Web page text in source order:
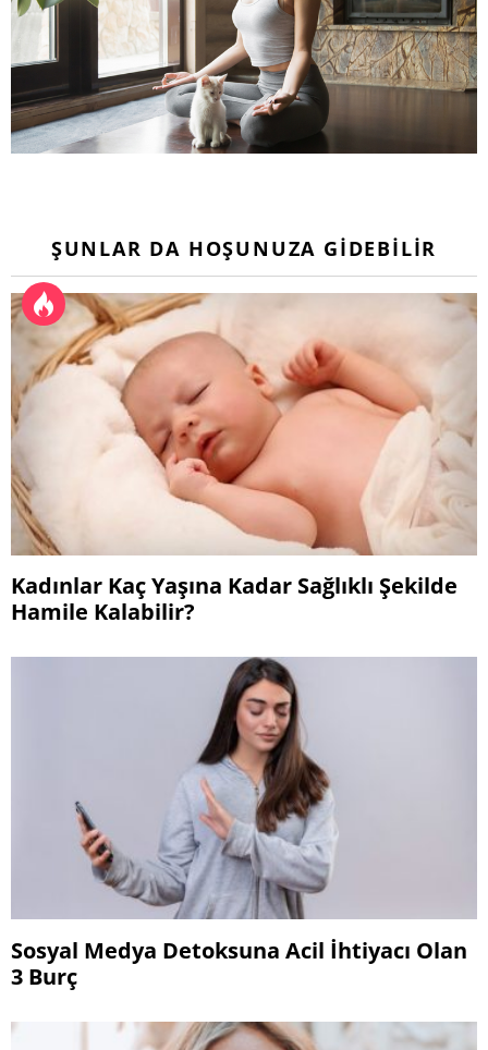
ŞUNLAR DA HOŞUNUZA GIDEBILIR
Kadınlar Kaç Yaşına Kadar Sağlıklı Şekilde
Hamile Kalabilir?
Sosyal Medya Detoksuna Acil İhtiyacı Olan
3 Burç